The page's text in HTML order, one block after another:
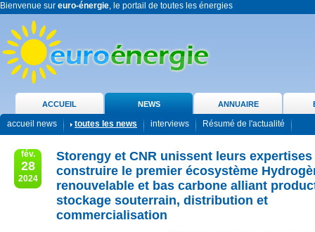
Bienvenue sur euro-énergie, le portail de toutes les énergies
ACCUEIL NEWS ANNUAIRE
accueil news toutes les news interviews Résumé de l'actualité
fév.
28
2024
Storengy et CNR unissent leurs
construire le premier écosystème
renouvelable et bas carbone alliant
stockage souterrain, distribution et
commercialisation